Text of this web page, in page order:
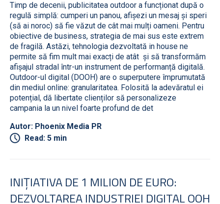
Timp de decenii, publicitatea outdoor a funcționat după o
regulă simplă: cumperi un panou, afișezi un mesaj și speri
(să ai noroc) să fie văzut de cât mai mulți oameni. Pentru
obiective de business, strategia de mai sus este extrem
de fragilă. Astăzi, tehnologia dezvoltată in house ne
permite să fim mult mai exacți de atât și să transformăm
afișajul stradal într-un instrument de performanță digitală.
Outdoor-ul digital (DOOH) are o superputere împrumutată
din mediul online: granularitatea. Folosită la adevăratul ei
potențial, dă libertate clienților să personalizeze
campania la un nivel foarte profund de det
Autor: Phoenix Media PR
Read: 5 min
INIȚIATIVA DE 1 MILION DE EURO:
DEZVOLTAREA INDUSTRIEI DIGITAL OOH